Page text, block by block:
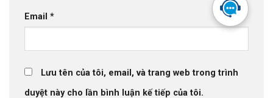
Email *
Lưu tên của tôi, email, và trang web trong trình
duyệt này cho lần bình luận kế tiếp của tôi.